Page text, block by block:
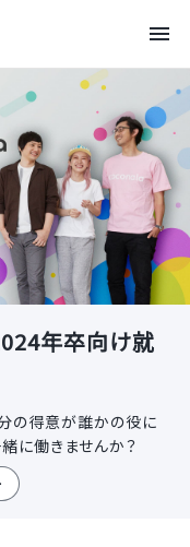
年卒向け就
の得意が誰かの役に
に働きませんか？